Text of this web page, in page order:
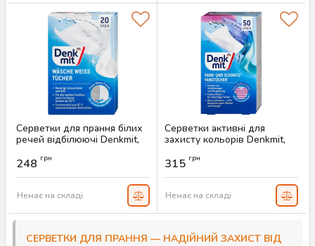
Серветки для прання білих
речей відбілюючі Denkmit,
Артикул:
248 грн
Немає на складі
Серветки активні для
захисту кольорів Denkmit,
Артикул:
315 грн
Немає на складі
СЕРВЕТКИ ДЛЯ ПРАННЯ — НАДІЙНИЙ ЗАХИСТ ВІД